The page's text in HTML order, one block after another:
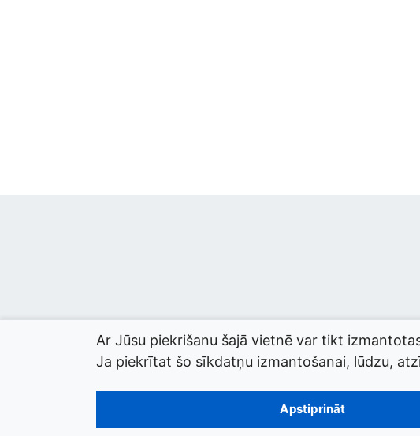
© 2026 termini.gov.lv. Izstrādātājs:
Ar Jūsu piekrišanu šajā vietnē var tikt
Ja piekrītat šo sīkdatņu izmantošanai, lūdzu,
Apstiprināt